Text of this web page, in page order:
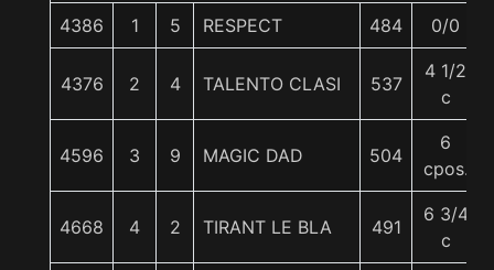
4386 1 5 RESPECT 484 0/0
4376 2 4 TALENTO CLASI 537
4 1/2
c
4596 3 9 MAGIC DAD 504
6
cpos.
4668 4 2 TIRANT LE BLA 491
6 3/4
c